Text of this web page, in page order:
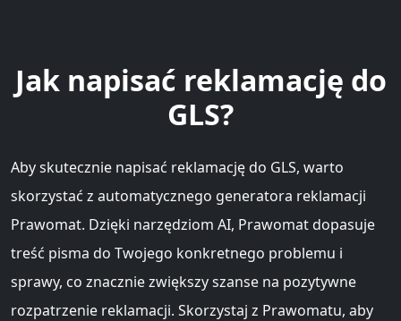
Jak napisać reklamację do
GLS?
Aby skutecznie napisać reklamację do GLS, warto
skorzystać z automatycznego generatora reklamacji
Prawomat. Dzięki narzędziom AI, Prawomat dopasuje
treść pisma do Twojego konkretnego problemu i
sprawy, co znacznie zwiększy szanse na pozytywne
rozpatrzenie reklamacji. Skorzystaj z Prawomatu, aby